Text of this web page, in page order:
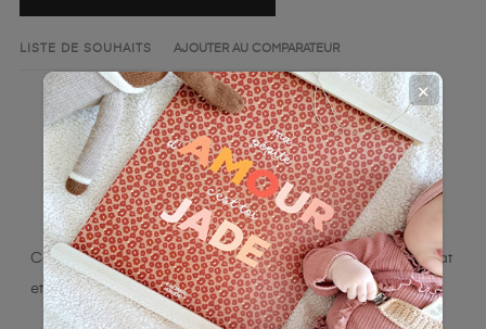
LISTE DE SOUHAITS AJOUTER AU COMPARATEUR
LA DESCRIPTION DÉTAILS DU PRODUIT
Ce set de table de la marque Charlie & Suzie apporte éclat
et convivialité à votre table.
✕